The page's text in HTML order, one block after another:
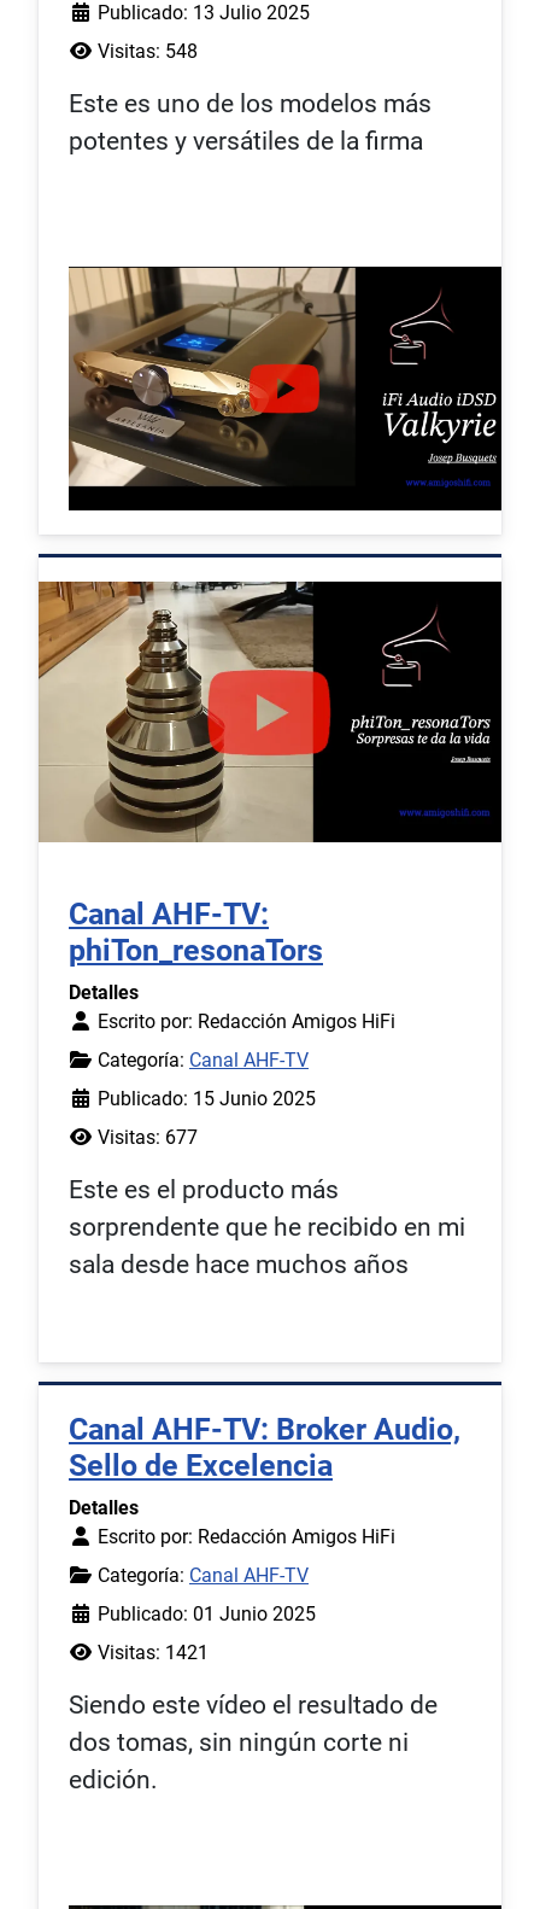
Publicado: 13 Julio 2025
Visitas: 548
Este es uno de los modelos más
potentes y versátiles de la firma
Canal AHF-TV:
phiTon_resonaTors
Detalles
Escrito por: Redacción Amigos HiFi
Categoría: Canal AHF-TV
Publicado: 15 Junio 2025
Visitas: 677
Este es el producto más
sorprendente que he recibido en mi
sala desde hace muchos años
Canal AHF-TV: Broker Audio,
Sello de Excelencia
Detalles
Escrito por: Redacción Amigos HiFi
Categoría: Canal AHF-TV
Publicado: 01 Junio 2025
Visitas: 1421
Siendo este vídeo el resultado de
dos tomas, sin ningún corte ni
edición.